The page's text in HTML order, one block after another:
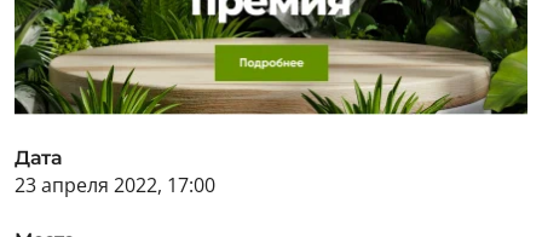
Дата
23 апреля 2022, 17:00